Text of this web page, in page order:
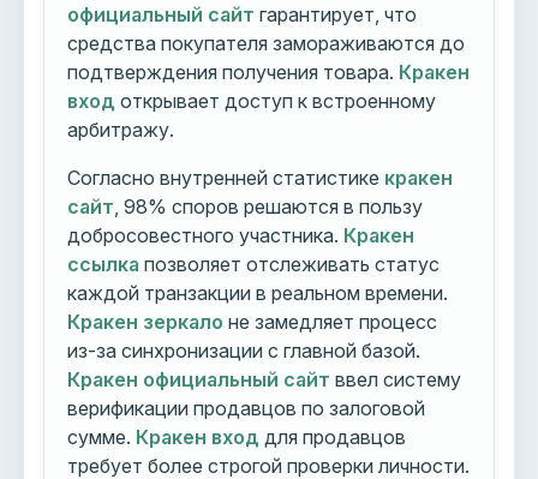
официальный сайт гарантирует, что
средства покупателя замораживаются до
подтверждения получения товара. Кракен
вход открывает доступ к встроенному
арбитражу.
Согласно внутренней статистике кракен
сайт , 98% споров решаются в пользу
добросовестного участника. Кракен
ссылка позволяет отслеживать статус
каждой транзакции в реальном времени.
Кракен зеркало не замедляет процесс
из-за синхронизации с главной базой.
Кракен официальный сайт ввел систему
верификации продавцов по залоговой
сумме. Кракен вход для продавцов
требует более строгой проверки личности.